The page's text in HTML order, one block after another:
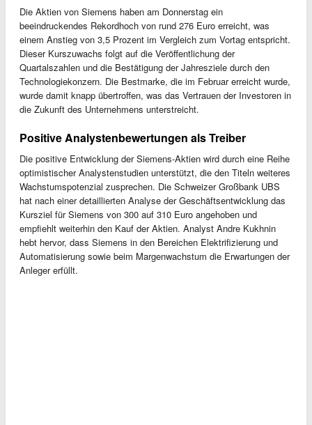
Die Aktien von Siemens haben am Donnerstag ein
beeindruckendes Rekordhoch von rund 276 Euro erreicht, was
einem Anstieg von 3,5 Prozent im Vergleich zum Vortag entspricht.
Dieser Kurszuwachs folgt auf die Veröffentlichung der
Quartalszahlen und die Bestätigung der Jahresziele durch den
Technologiekonzern. Die Bestmarke, die im Februar erreicht wurde,
wurde damit knapp übertroffen, was das Vertrauen der Investoren in
die Zukunft des Unternehmens unterstreicht.
Positive Analystenbewertungen als Treiber
Die positive Entwicklung der Siemens-Aktien wird durch eine Reihe
optimistischer Analystenstudien unterstützt, die den Titeln weiteres
Wachstumspotenzial zusprechen. Die Schweizer Großbank UBS
hat nach einer detaillierten Analyse der Geschäftsentwicklung das
Kursziel für Siemens von 300 auf 310 Euro angehoben und
empfiehlt weiterhin den Kauf der Aktien. Analyst Andre Kukhnin
hebt hervor, dass Siemens in den Bereichen Elektrifizierung und
Automatisierung sowie beim Margenwachstum die Erwartungen der
Anleger erfüllt.